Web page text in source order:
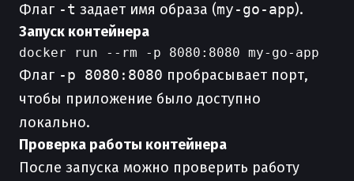
Флаг -t задает имя образа (my-go-app).
Запуск контейнера
Флаг -p 8080:8080 пробрасывает порт,
чтобы приложение было доступно
локально.
Проверка работы контейнера
После запуска можно проверить работу